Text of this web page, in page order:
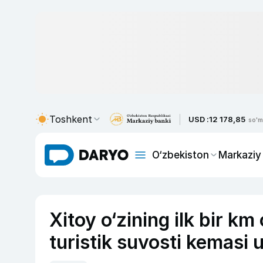
Toshkent USD :12 178,85 so'm
O‘zbekiston
Xitoy o‘zining ilk bir km
turistik suvosti kemasi